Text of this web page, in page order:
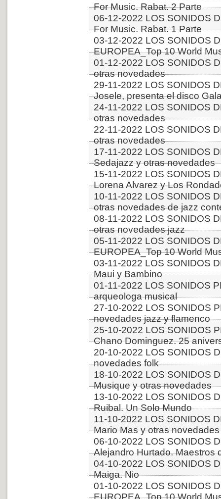
For Music. Rabat. 2 Parte
06-12-2022 LOS SONIDOS
For Music. Rabat. 1 Parte
03-12-2022 LOS SONIDOS
EUROPEA_Top 10 World
01-12-2022 LOS SONIDOS
otras novedades
29-11-2022 LOS SONIDOS
Josele, presenta el disco
24-11-2022 LOS SONIDOS
otras novedades
22-11-2022 LOS SONIDOS
otras novedades
17-11-2022 LOS SONIDOS
Sedajazz y otras novedades
15-11-2022 LOS SONIDOS
Lorena Alvarez y Los
10-11-2022 LOS SONIDOS
otras novedades de jazz
08-11-2022 LOS SONIDOS
otras novedades jazz
05-11-2022 LOS SONIDOS
EUROPEA_Top 10 World
03-11-2022 LOS SONIDOS
Maui y Bambino
01-11-2022 LOS SONIDOS
arqueologa musical
27-10-2022 LOS SONIDOS
novedades jazz y flamenco
25-10-2022 LOS SONIDOS
Chano Dominguez. 25
20-10-2022 LOS SONIDOS
novedades folk
18-10-2022 LOS SONIDOS
Musique y otras novedades
13-10-2022 LOS SONIDOS
Ruibal. Un Solo Mundo
11-10-2022 LOS SONIDOS
Mario Mas y otras novedades
06-10-2022 LOS SONIDOS
Alejandro Hurtado. Maestros
04-10-2022 LOS SONIDOS
Maiga. Nio
01-10-2022 LOS SONIDOS
EUROPEA_Top 10 World